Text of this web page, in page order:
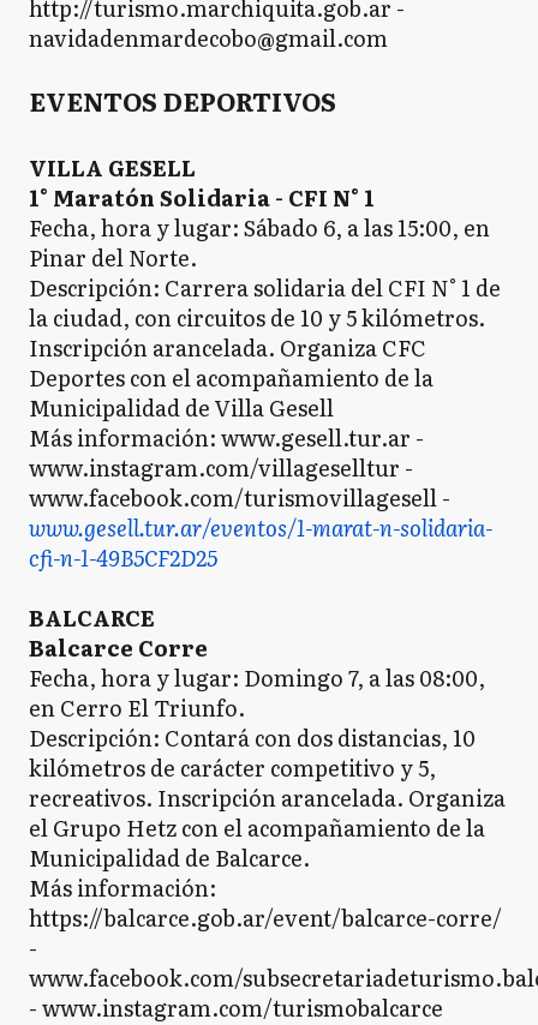
http://turismo.marchiquita.gob.ar -
navidadenmardecobo@gmail.com
EVENTOS DEPORTIVOS
VILLA GESELL
1° Maratón Solidaria - CFI N° 1
Fecha, hora y lugar: Sábado 6, a las 15:00, en
Pinar del Norte.
Descripción: Carrera solidaria del CFI N° 1 de
la ciudad, con circuitos de 10 y 5 kilómetros.
Inscripción arancelada. Organiza CFC
Deportes con el acompañamiento de la
Municipalidad de Villa Gesell
Más información: www.gesell.tur.ar -
www.instagram.com/villageselltur -
www.facebook.com/turismovillagesell -
www.gesell.tur.ar/eventos/1-marat-n-solidaria-
cfi-n-1-49B5CF2D25
BALCARCE
Balcarce Corre
Fecha, hora y lugar: Domingo 7, a las 08:00,
en Cerro El Triunfo.
Descripción: Contará con dos distancias, 10
kilómetros de carácter competitivo y 5,
recreativos. Inscripción arancelada. Organiza
el Grupo Hetz con el acompañamiento de la
Municipalidad de Balcarce.
Más información:
https://balcarce.gob.ar/event/balcarce-corre/
-
www.facebook.com/
- www.instagram.com/turismobalcarce